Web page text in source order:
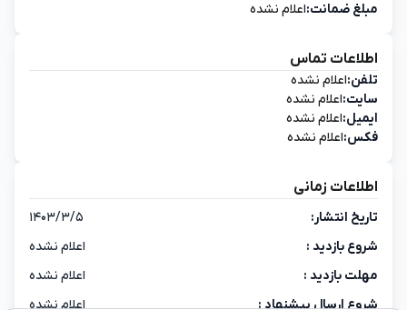
مبلغ ضمانت:اعلام نشده
اطلاعات تماس
تلفن:اعلام نشده
سایت:اعلام نشده
ایمیل:اعلام نشده
فکس:اعلام نشده
اطلاعات زمانی
تاریخ انتشار:
۱۴۰۳/۳/۵
شروع بازدید :
اعلام نشده
مهلت بازدید :
اعلام نشده
شروع ارسال پیشنهاد :
اعلام نشده